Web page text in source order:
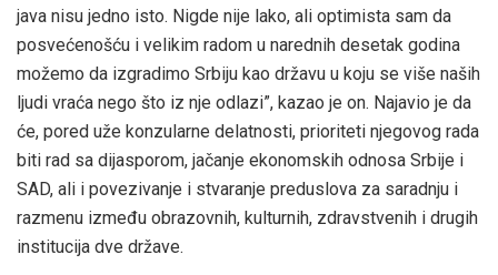
java nisu jedno isto. Nigde nije lako, ali optimista sam da
posvećenošću i velikim radom u narednih desetak godina
možemo da izgradimo Srbiju kao državu u koju se više naših
ljudi vraća nego što iz nje odlazi”, kazao je on. Najavio je da
će, pored uže konzularne delatnosti, prioriteti njegovog rada
biti rad sa dijasporom, jačanje ekonomskih odnosa Srbije i
SAD, ali i povezivanje i stvaranje preduslova za saradnju i
razmenu između obrazovnih, kulturnih, zdravstvenih i drugih
institucija dve države.